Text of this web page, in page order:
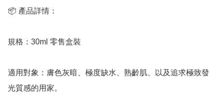
📦 產品詳情：
規格：30ml 零售盒裝
適用對象：膚色灰暗、極度缺水、熟齡肌、以及追求極致發
光質感的用家。